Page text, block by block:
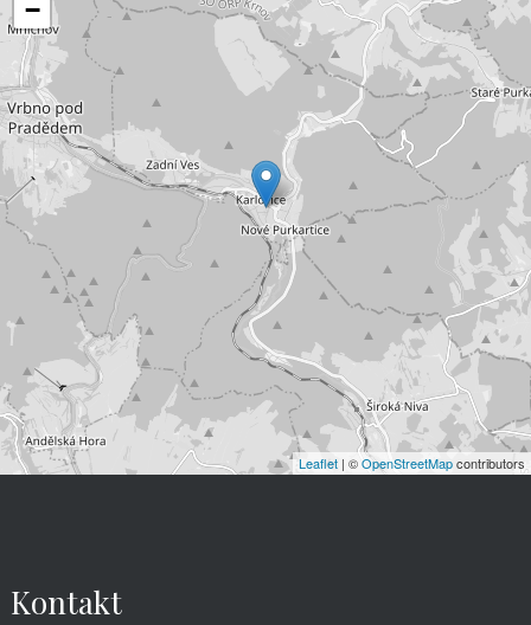
−
Leaflet | ©OpenStreetMapcontributors
Kontakt